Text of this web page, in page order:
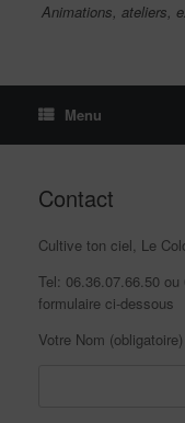
Animations, ateliers,
Menu
Contact
Cultive ton ciel, Le
Tel: 06.36.07.66.50
formulaire ci-dessous
Votre Nom (obligatoire)